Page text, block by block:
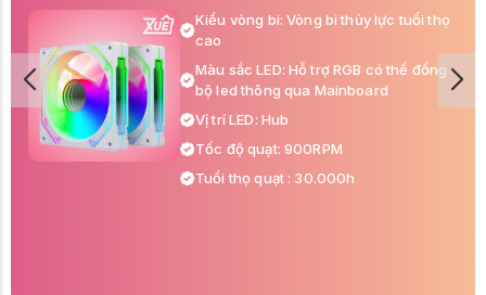
Kiểu vòng bi: Vòng bi thủy lực tuổi thọ
cao
Màu sắc LED: Hỗ trợ RGB có thể đồng
bộ led thông qua Mainboard
Vị trí LED: Hub
Tốc độ quạt: 900RPM
Tuổi thọ quạt : 30.000h